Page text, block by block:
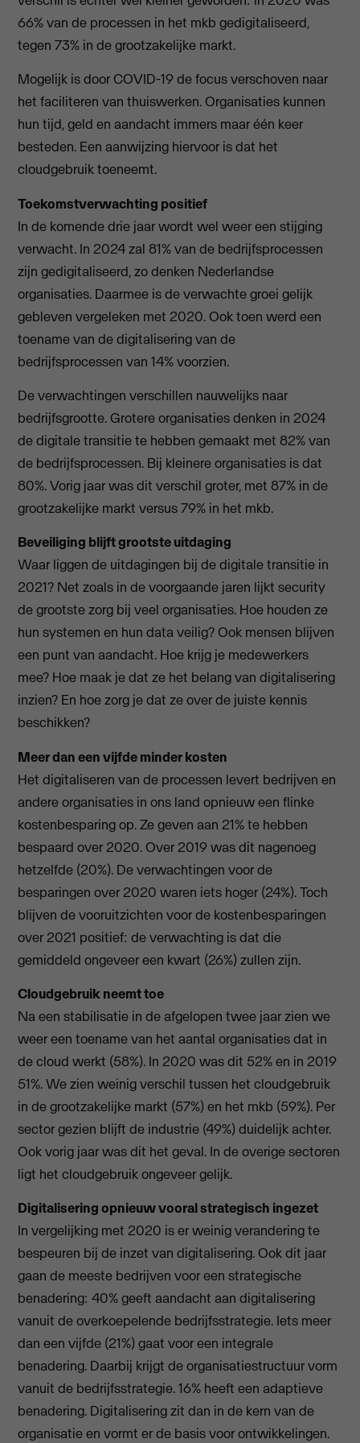
66% van de processen in het mkb gedigitaliseerd,
tegen 73% in de grootzakelijke markt.
Mogelijk is door COVID-19 de focus verschoven naar
het faciliteren van thuiswerken. Organisaties kunnen
hun tijd, geld en aandacht immers maar één keer
besteden. Een aanwijzing hiervoor is dat het
cloudgebruik toeneemt.
Toekomstverwachting positief
In de komende drie jaar wordt wel weer een stijging
verwacht. In 2024 zal 81% van de bedrijfsprocessen
zijn gedigitaliseerd, zo denken Nederlandse
organisaties. Daarmee is de verwachte groei gelijk
gebleven vergeleken met 2020. Ook toen werd een
toename van de digitalisering van de
bedrijfsprocessen van 14% voorzien.
De verwachtingen verschillen nauwelijks naar
bedrijfsgrootte. Grotere organisaties denken in 2024
de digitale transitie te hebben gemaakt met 82% van
de bedrijfsprocessen. Bij kleinere organisaties is dat
80%. Vorig jaar was dit verschil groter, met 87% in de
grootzakelijke markt versus 79% in het mkb.
Beveiliging blijft grootste uitdaging
Waar liggen de uitdagingen bij de digitale transitie in
2021? Net zoals in de voorgaande jaren lijkt security
de grootste zorg bij veel organisaties. Hoe houden ze
hun systemen en hun data veilig? Ook mensen blijven
een punt van aandacht. Hoe krijg je medewerkers
mee? Hoe maak je dat ze het belang van digitalisering
inzien? En hoe zorg je dat ze over de juiste kennis
beschikken?
Meer dan een vijfde minder kosten
Het digitaliseren van de processen levert bedrijven en
andere organisaties in ons land opnieuw een flinke
kostenbesparing op. Ze geven aan 21% te hebben
bespaard over 2020. Over 2019 was dit nagenoeg
hetzelfde (20%). De verwachtingen voor de
besparingen over 2020 waren iets hoger (24%). Toch
blijven de vooruitzichten voor de kostenbesparingen
over 2021 positief: de verwachting is dat die
gemiddeld ongeveer een kwart (26%) zullen zijn.
Cloudgebruik neemt toe
Na een stabilisatie in de afgelopen twee jaar zien we
weer een toename van het aantal organisaties dat in
de cloud werkt (58%). In 2020 was dit 52% en in 2019
51%. We zien weinig verschil tussen het cloudgebruik
in de grootzakelijke markt (57%) en het mkb (59%). Per
sector gezien blijft de industrie (49%) duidelijk achter.
Ook vorig jaar was dit het geval. In de overige sectoren
ligt het cloudgebruik ongeveer gelijk.
Digitalisering opnieuw vooral strategisch ingezet
In vergelijking met 2020 is er weinig verandering te
bespeuren bij de inzet van digitalisering. Ook dit jaar
gaan de meeste bedrijven voor een strategische
benadering: 40% geeft aandacht aan digitalisering
vanuit de overkoepelende bedrijfsstrategie. Iets meer
dan een vijfde (21%) gaat voor een integrale
benadering. Daarbij krijgt de organisatiestructuur vorm
vanuit de bedrijfsstrategie. 16% heeft een adaptieve
benadering. Digitalisering zit dan in de kern van de
organisatie en vormt er de basis voor ontwikkelingen.